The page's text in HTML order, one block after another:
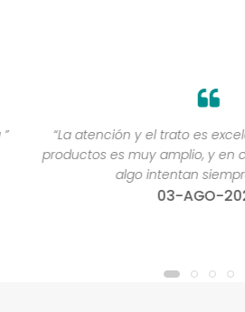
“La atención y el trato es
productos es muy amplio, y en
algo intentan
03-AGO-